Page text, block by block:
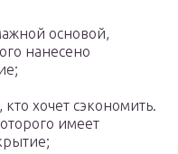
основой,
нанесено
хочет сэкономить.
имеет